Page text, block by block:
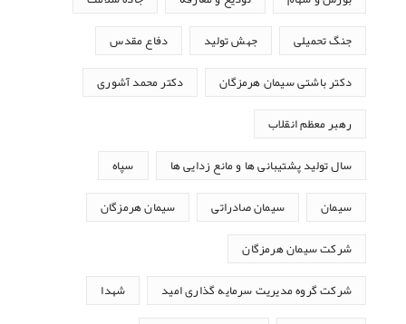
جنگ تحمیلی جهش تولید دفاع مقدس
دکتر باشتی سیمان هرمزگان دکتر محمد آشوری
رهبر معظم انقلاب
سال تولید پشتیبانی ها و مانع زدایی ها سپاه
سیمان سیمان صادراتی سیمان هرمزگان
شرکت سیمان هرمزگان
شرکت گروه مدیریت سرمایه گذاری امید شهدا